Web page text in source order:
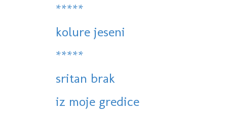
*****
kolure jeseni
*****
sritan brak
iz moje gredice